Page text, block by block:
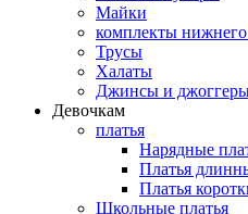
Майки
комплекты нижнего
Трусы
Халаты
Джинсы и
Девочкам
платья
Нарядные
Платья
Платья
Школьные платья